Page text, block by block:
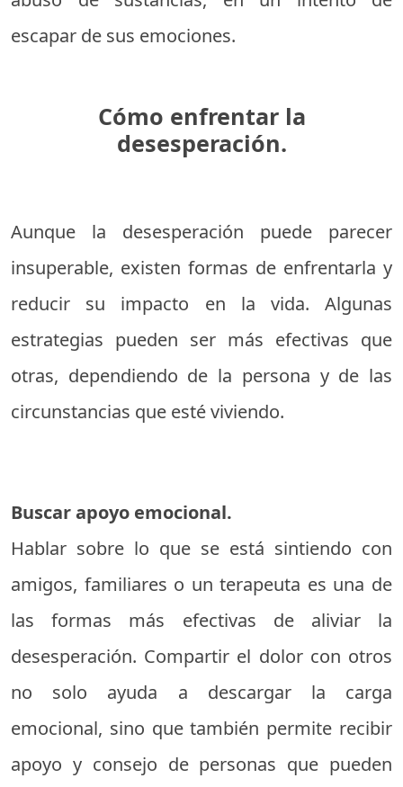
escapar de sus emociones.
Cómo enfrentar la
desesperación.
Aunque la desesperación puede parecer
insuperable, existen formas de enfrentarla y
reducir su impacto en la vida. Algunas
estrategias pueden ser más efectivas que
otras, dependiendo de la persona y de las
circunstancias que esté viviendo.
Buscar apoyo emocional.
Hablar sobre lo que se está sintiendo con
amigos, familiares o un terapeuta es una de
las formas más efectivas de aliviar la
desesperación. Compartir el dolor con otros
no solo ayuda a descargar la carga
emocional, sino que también permite recibir
apoyo y consejo de personas que pueden